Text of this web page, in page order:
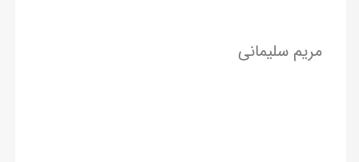
مریم سلیمانی